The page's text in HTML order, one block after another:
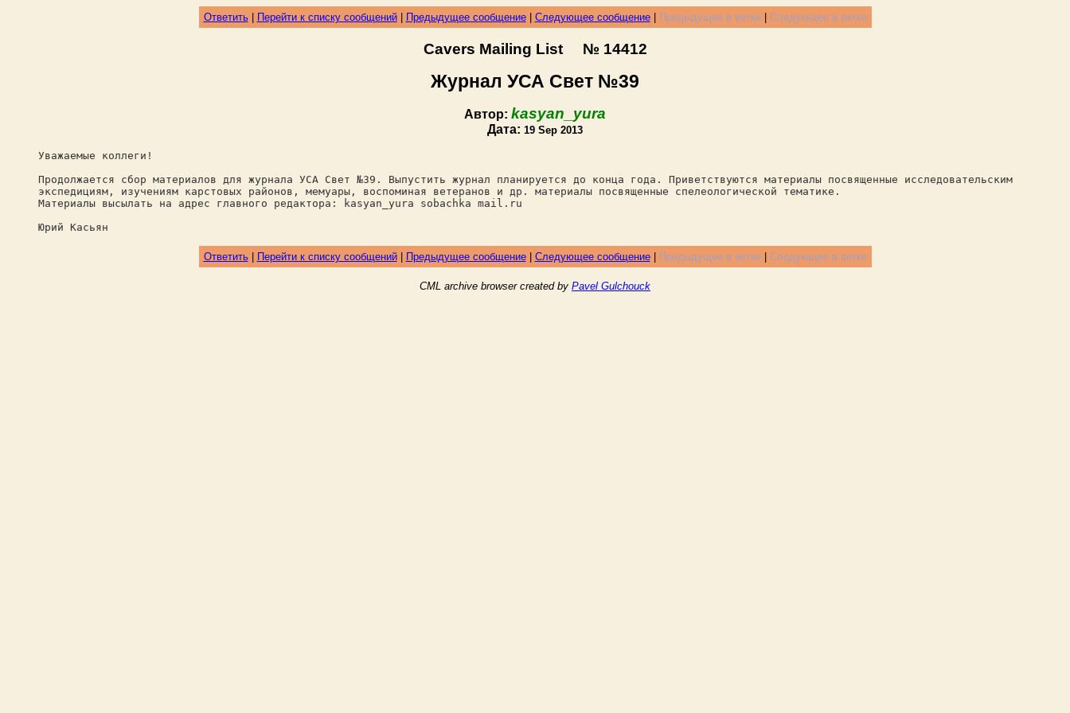
Ответить| Перейти к списку сообщений| Предыдущее сообщение| Следующее сообщение| Предыдущее в ветке| Следующее в ветке
Cavers Mailing List № 14412
Журнал УСА Свет №39
Автор: kasyan_yura
Дата: 19 Sep 2013
Уважаемые коллеги!
Продолжается сбор материалов для журнала УСА Свет №39. Выпустить журнал планируется до конца года. Приветствуются материалы посвященные исследовательским
экспедициям, изучениям карстовых районов, мемуары, воспоминая ветеранов и др. материалы посвященные спелеологической тематике.
Материалы высылать на адрес главного редактора: kasyan_yura sobachka mail.ru
Юрий Касьян
Ответить| Перейти к списку сообщений| Предыдущее сообщение| Следующее сообщение| Предыдущее в ветке| Следующее в ветке
CML archive browser created by Pavel Gulchouck